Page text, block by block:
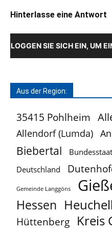
Hinterlasse eine Antwort
LOGGEN SIE SICH EIN, UM
Aus der Region:
35415 Pohlheim
Allendorf (Lumda)
Biebertal
Deutschland
Gemeinde Langgöns
Hessen
Hüttenberg Kreis